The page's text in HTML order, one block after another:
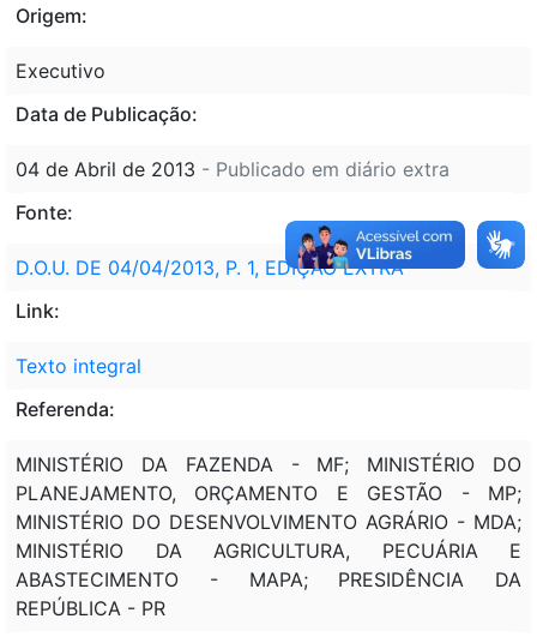
Origem:
Executivo
Data de Publicação:
04 de Abril de 2013 - Publicado em diário extra
Fonte:
D.O.U. DE 04/04/2013, P. 1, EDIÇÃO EXTRA -
Link:
Texto integral
Referenda:
MINISTÉRIO DA FAZENDA - MF; MINISTÉRIO DO
PLANEJAMENTO, ORÇAMENTO E GESTÃO - MP;
MINISTÉRIO DO DESENVOLVIMENTO AGRÁRIO - MDA;
MINISTÉRIO DA AGRICULTURA, PECUÁRIA E
ABASTECIMENTO - MAPA; PRESIDÊNCIA DA
REPÚBLICA - PR